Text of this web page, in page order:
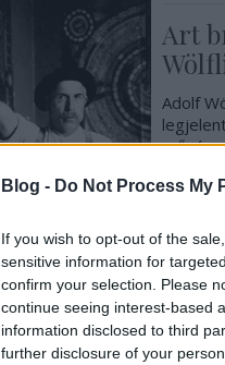
Blog - Do Not Process My
If you wish to opt-out of the
sensitive information for
confirm your selection. Please
continue seeing interest-based
information disclosed to third
further disclosure of your
Art
Adolf
mind
amikor
2011.